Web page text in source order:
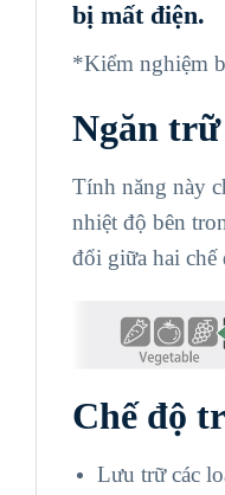
bị mất điện.
*Kiểm nghiệm
Ngăn
Tính năng này
nhiệt độ bên
đổi giữa hai chế
Chế độ
Lưu trữ các